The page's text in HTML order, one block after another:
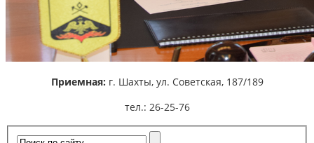
Приемная: г. Шахты, ул. Советская, 187/189
тел.: 26-25-76